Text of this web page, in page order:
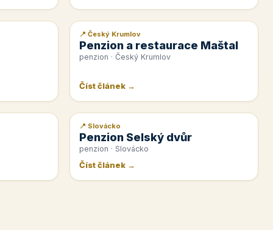
📰 PR článek
📍 Český Krumlov
Penzion a restaurace Maštal
penzion · Český Krumlov
Číst článek →
📰 PR článek
📍 Slovácko
Penzion Selský dvůr
penzion · Slovácko
Číst článek →